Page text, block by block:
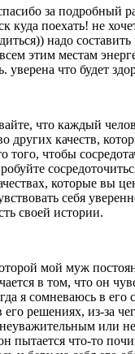
за подробный
куда поехать! не
надо
этим местам
уверена что будет
что каждый
других качеств,
того, чтобы
которые вы
себя
своей истории.
мой муж
в том, что он
я сомневаюсь в его
решениях, из-за
неуважительным или
пытается что-то